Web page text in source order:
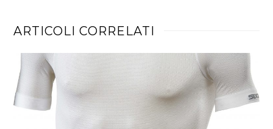
ARTICOLI CORRELATI